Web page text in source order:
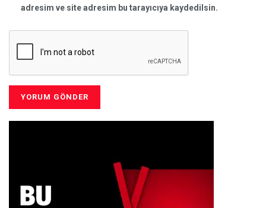
adresim ve site adresim bu tarayıcıya kaydedilsin.